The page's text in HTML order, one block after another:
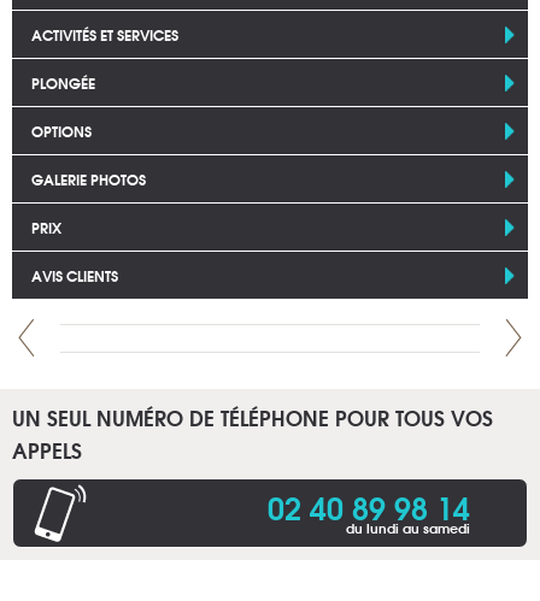
ACTIVITÉS ET SERVICES
PLONGÉE
OPTIONS
GALERIE PHOTOS
PRIX
AVIS CLIENTS
UN SEUL NUMÉRO DE TÉLÉPHONE POUR TOUS VOS
APPELS
02 40 89 98 14
du lundi au samedi